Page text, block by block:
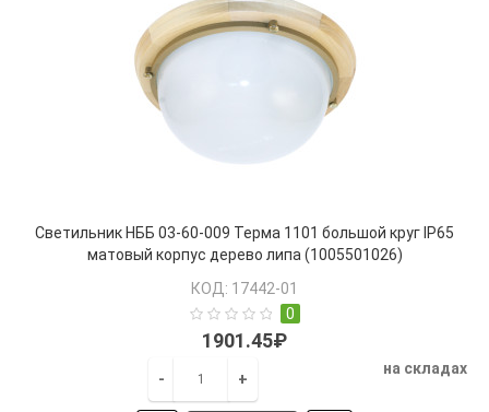
Светильник НББ 03-60-009 Терма 1101 большой круг IP65
матовый корпус дерево липа (1005501026)
КОД: 17442-01
0
1901.45₽
- +
на складах